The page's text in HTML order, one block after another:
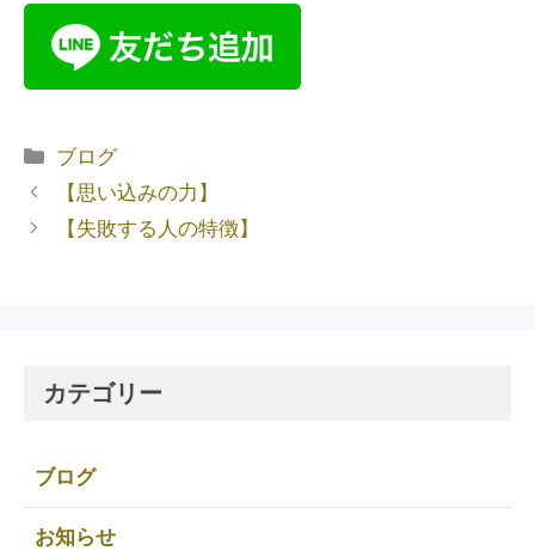
ブログ
【思い込みの力】
【失敗する人の特徴】
カテゴリー
ブログ
お知らせ